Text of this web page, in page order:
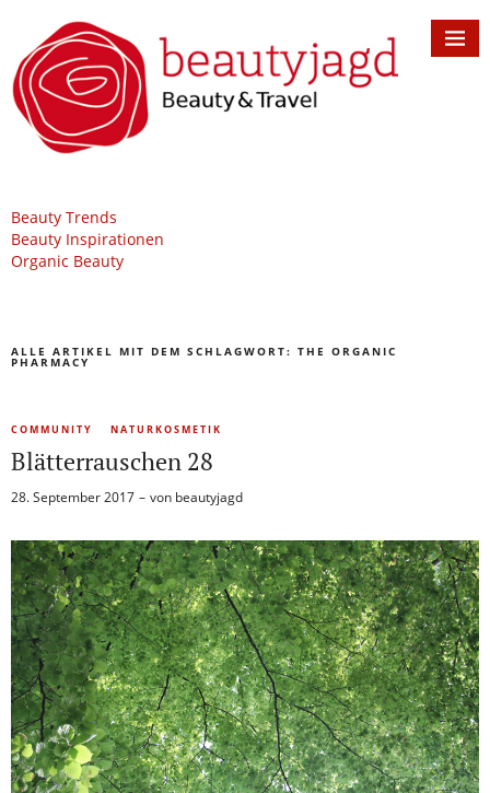
Beauty Trends
Beauty Inspirationen
Organic Beauty
ALLE ARTIKEL MIT DEM SCHLAGWORT: THE ORGANIC
PHARMACY
COMMUNITY NATURKOSMETIK
Blätterrauschen 28
28. September 2017 von beautyjagd